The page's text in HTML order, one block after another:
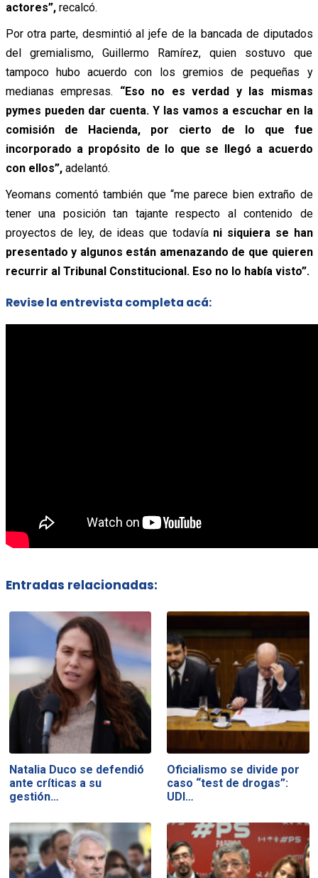
actores”, recalcó.
Por otra parte, desmintió al jefe de la bancada de diputados
del gremialismo, Guillermo Ramírez, quien sostuvo que
tampoco hubo acuerdo con los gremios de pequeñas y
medianas empresas. “Eso no es verdad y las mismas
pymes pueden dar cuenta. Y las vamos a escuchar en la
comisión de Hacienda, por cierto de lo que fue
incorporado a propósito de lo que se llegó a acuerdo
con ellos”, adelantó.
Yeomans comentó también que “me parece bien extraño de
tener una posición tan tajante respecto al contenido de
proyectos de ley, de ideas que todavía ni siquiera se han
presentado y algunos están amenazando de que quieren
recurrir al Tribunal Constitucional. Eso no lo había visto”.
Revise la entrevista completa acá:
Entradas relacionadas:
Natalia Duco se defendió
ante críticas a su
gestión…
Oficialismo se divide por
caso “test de drogas”:
UDI…